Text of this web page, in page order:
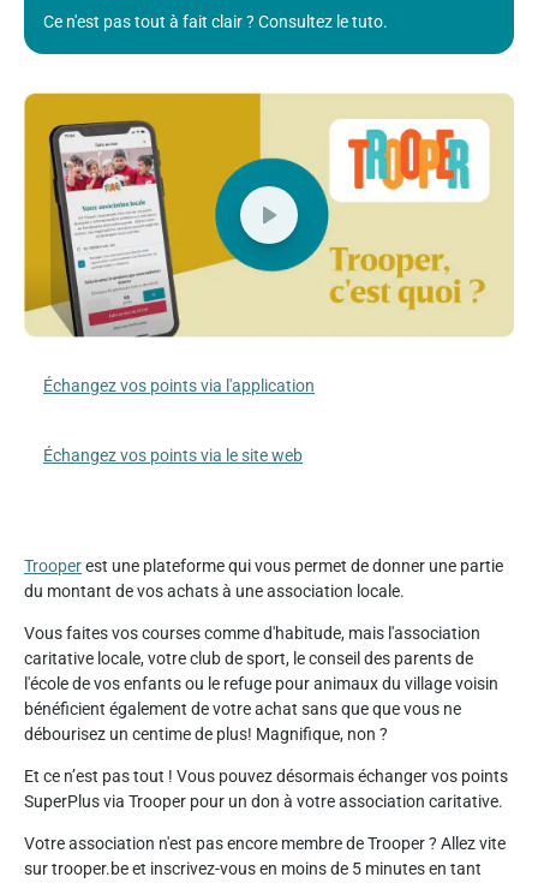
Ce n'est pas tout à fait clair ? Consultez le tuto.
Échangez vos points via l'application
Échangez vos points via le site web
Trooperest une plateforme qui vous permet de donner une partie
du montant de vos achats à une association locale.
Vous faites vos courses comme d'habitude, mais l'association
caritative locale, votre club de sport, le conseil des parents de
l'école de vos enfants ou le refuge pour animaux du village voisin
bénéficient également de votre achat sans que que vous ne
débourisez un centime de plus! Magnifique, non ?
Et ce n’est pas tout ! Vous pouvez désormais échanger vos points
SuperPlus via Trooper pour un don à votre association caritative.
Votre association n'est pas encore membre de Trooper ? Allez vite
sur trooper.be et inscrivez-vous en moins de 5 minutes en tant